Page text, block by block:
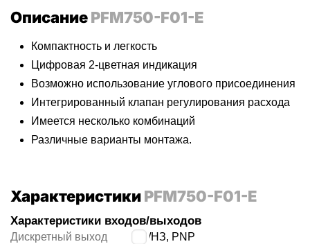
ОписаниеPFM750-F01-E
Компактность и легкость
Цифровая 2-цветная индикация
Возможно использование углового присоединения
Интегрированный клапан регулирования расхода
Имеется несколько комбинаций
Различные варианты монтажа.
ХарактеристикиPFM750-F01-E
Характеристики входов/выходов
Дискретный выход
НО/НЗ, PNP